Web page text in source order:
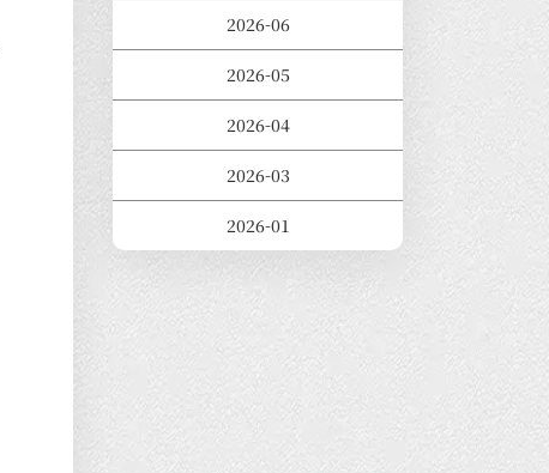
2026-06
2026-05
2026-04
2026-03
2026-01